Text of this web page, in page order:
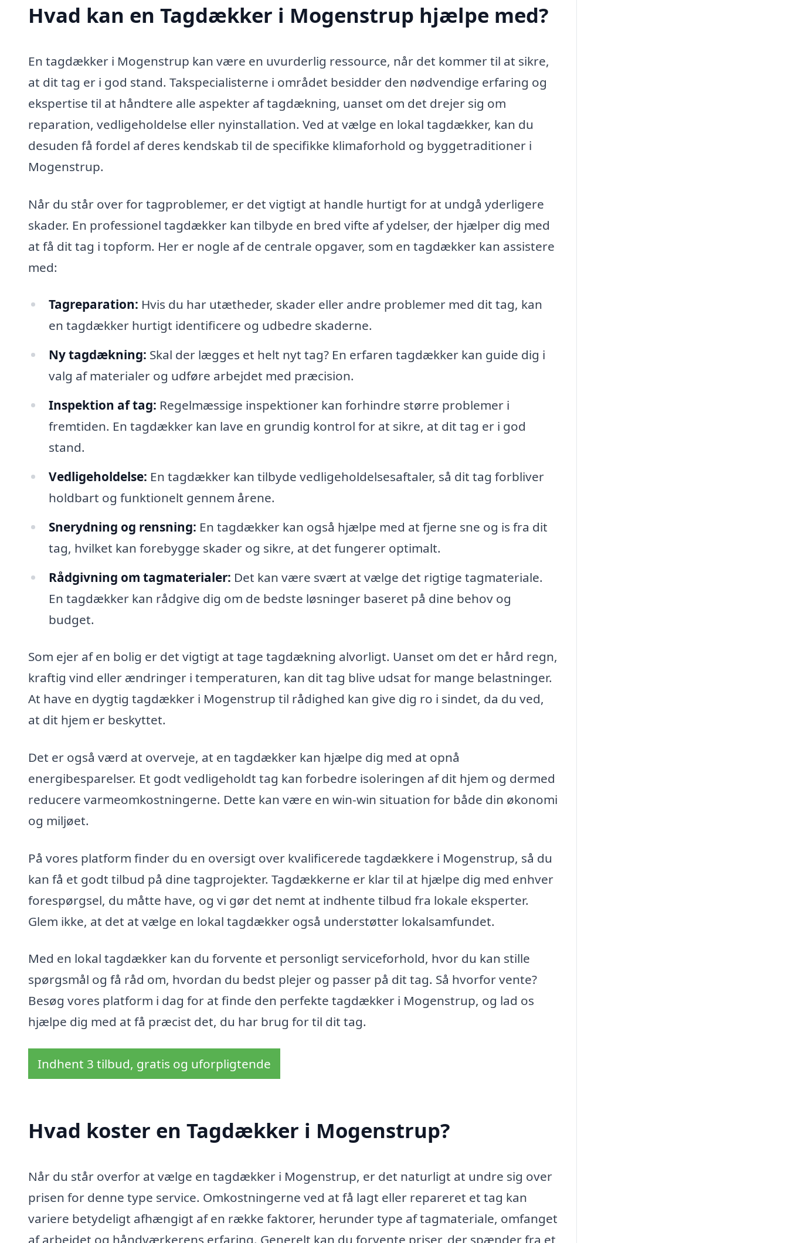
Hvad kan en Tagdækker i Mogenstrup hjælpe med?
En tagdækker i Mogenstrup kan være en uvurderlig ressource, når det kommer til at sikre,
at dit tag er i god stand. Takspecialisterne i området besidder den nødvendige erfaring og
ekspertise til at håndtere alle aspekter af tagdækning, uanset om det drejer sig om
reparation, vedligeholdelse eller nyinstallation. Ved at vælge en lokal tagdækker, kan du
desuden få fordel af deres kendskab til de specifikke klimaforhold og byggetraditioner i
Mogenstrup.
Når du står over for tagproblemer, er det vigtigt at handle hurtigt for at undgå yderligere
skader. En professionel tagdækker kan tilbyde en bred vifte af ydelser, der hjælper dig med
at få dit tag i topform. Her er nogle af de centrale opgaver, som en tagdækker kan assistere
med:
Tagreparation: Hvis du har utætheder, skader eller andre problemer med dit tag, kan
en tagdækker hurtigt identificere og udbedre skaderne.
Ny tagdækning: Skal der lægges et helt nyt tag? En erfaren tagdækker kan guide dig i
valg af materialer og udføre arbejdet med præcision.
Inspektion af tag: Regelmæssige inspektioner kan forhindre større problemer i
fremtiden. En tagdækker kan lave en grundig kontrol for at sikre, at dit tag er i god
stand.
Vedligeholdelse: En tagdækker kan tilbyde vedligeholdelsesaftaler, så dit tag forbliver
holdbart og funktionelt gennem årene.
Snerydning og rensning: En tagdækker kan også hjælpe med at fjerne sne og is fra dit
tag, hvilket kan forebygge skader og sikre, at det fungerer optimalt.
Rådgivning om tagmaterialer: Det kan være svært at vælge det rigtige tagmateriale.
En tagdækker kan rådgive dig om de bedste løsninger baseret på dine behov og
budget.
Som ejer af en bolig er det vigtigt at tage tagdækning alvorligt. Uanset om det er hård regn,
kraftig vind eller ændringer i temperaturen, kan dit tag blive udsat for mange belastninger.
At have en dygtig tagdækker i Mogenstrup til rådighed kan give dig ro i sindet, da du ved,
at dit hjem er beskyttet.
Det er også værd at overveje, at en tagdækker kan hjælpe dig med at opnå
energibesparelser. Et godt vedligeholdt tag kan forbedre isoleringen af dit hjem og dermed
reducere varmeomkostningerne. Dette kan være en win-win situation for både din økonomi
og miljøet.
På vores platform finder du en oversigt over kvalificerede tagdækkere i Mogenstrup, så du
kan få et godt tilbud på dine tagprojekter. Tagdækkerne er klar til at hjælpe dig med enhver
forespørgsel, du måtte have, og vi gør det nemt at indhente tilbud fra lokale eksperter.
Glem ikke, at det at vælge en lokal tagdækker også understøtter lokalsamfundet.
Med en lokal tagdækker kan du forvente et personligt serviceforhold, hvor du kan stille
spørgsmål og få råd om, hvordan du bedst plejer og passer på dit tag. Så hvorfor vente?
Besøg vores platform i dag for at finde den perfekte tagdækker i Mogenstrup, og lad os
hjælpe dig med at få præcist det, du har brug for til dit tag.
Indhent 3 tilbud, gratis og uforpligtende
Hvad koster en Tagdækker i Mogenstrup?
Når du står overfor at vælge en tagdækker i Mogenstrup, er det naturligt at undre sig over
prisen for denne type service. Omkostningerne ved at få lagt eller repareret et tag kan
variere betydeligt afhængigt af en række faktorer, herunder type af tagmateriale, omfanget
af arbejdet og håndværkerens erfaring. Generelt kan du forvente priser, der spænder fra et